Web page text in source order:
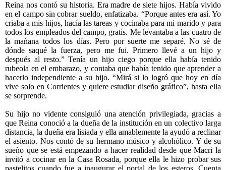
Reina nos contó su historia. Era madre de siete hijos. Había vivido
en el campo sin cobrar sueldo, enfatizaba. “Porque antes era así. Yo
criaba a mis hijos, hacía las tareas y cocinaba para mi marido y para
todos los empleados del campo, gratis. Me levantaba a las cuatro de
la mañana todos los días. Pero por suerte me separé. No sé de
dónde saqué la fuerza, pero me fui. Primero llevé a un hijo y
después al resto.” Tenía un hijo ciego porque ella había tenido
rubeola en el embarazo, y contaba que había tenido que aprender a
hacerlo independiente a su hijo. “Mirá si lo logró que hoy en día
vive solo en Corrientes y quiere estudiar diseño gráfico”, hasta ella
se sorprende.
Su hijo no vidente consiguió una atención privilegiada, gracias a
que Reina conoció a la dueña de la institución en un colectivo larga
distancia, la dueña era lisiada y ella amablemente la ayudó a reclinar
el asiento. Nos contó de su hermano músico y alcohólico. Y de su
sueño que se está empezando a hacer realidad desde que Macri la
invitó a cocinar en la Casa Rosada, porque ella le hizo probar sus